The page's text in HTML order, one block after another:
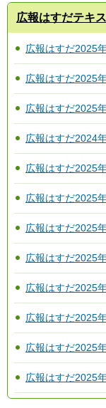
広報はすだテキ
広報はすだ2025
広報はすだ2025
広報はすだ2025
広報はすだ2024
広報はすだ2025
広報はすだ2025
広報はすだ2025
広報はすだ2025
広報はすだ2025
広報はすだ2025
広報はすだ2025
広報はすだ2025